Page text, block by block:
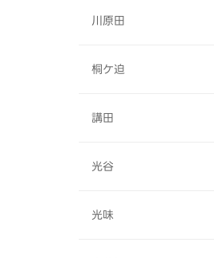
川原田
桐ケ迫
講田
光谷
光味